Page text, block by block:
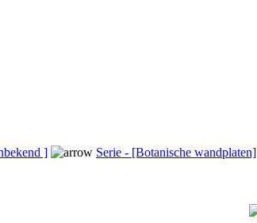
] Serie - [Botanische wandplaten]